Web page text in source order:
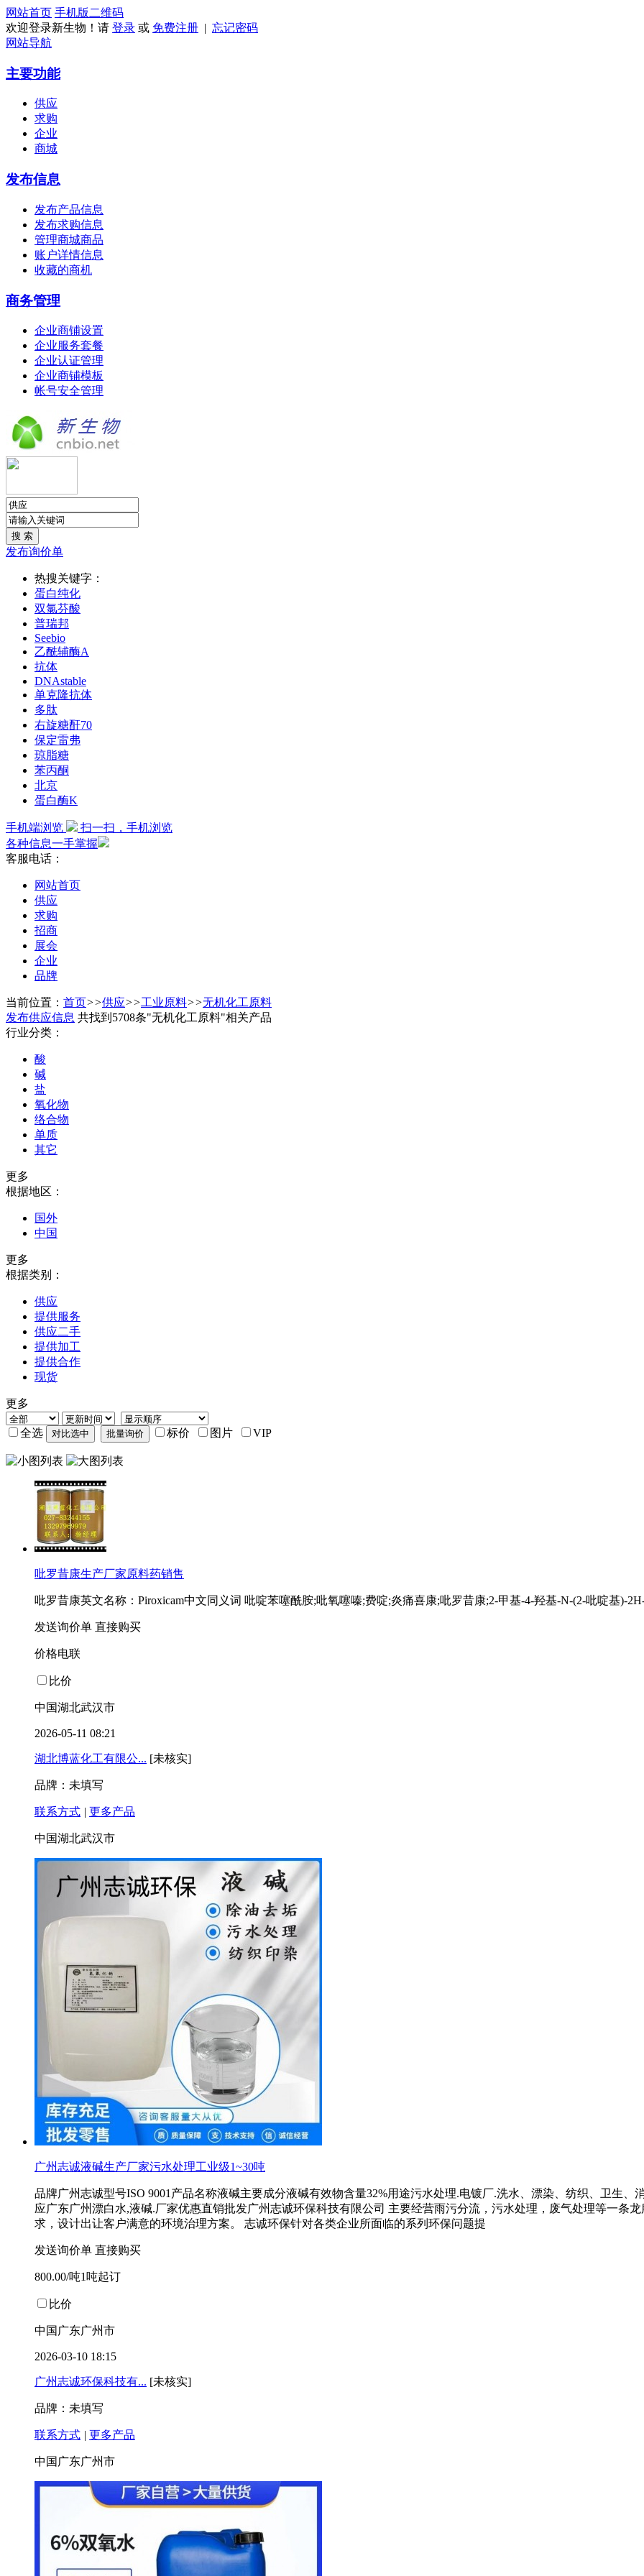
网站首页 手机版 二维码
欢迎登录新生物！请 登录 或 免费注册 | 忘记密码
网站导航
主要功能
供应
求购
企业
商城
发布信息
发布产品信息
发布求购信息
管理商城商品
账户详情信息
收藏的商机
商务管理
企业商铺设置
企业服务套餐
企业认证管理
企业商铺模板
帐号安全管理
发布询价单
热搜关键字：
蛋白纯化
双氯芬酸
普瑞邦
Seebio
乙酰辅酶A
抗体
DNAstable
单克隆抗体
多肽
右旋糖酐70
保定雷弗
琼脂糖
苯丙酮
北京
蛋白酶K
手机端浏览
扫一扫，手机浏览
各种信息一手掌握
客服电话：
网站首页
供应
求购
招商
展会
企业
品牌
当前位置： 首页>>供应>>工业原料>>无机化工原料
发布供应信息 共找到5708条"无机化工原料"相关产品
行业分类：
酸
碱
盐
氧化物
络合物
单质
其它
更多
根据地区：
国外
中国
更多
根据类别：
供应
提供服务
供应二手
提供加工
提供合作
现货
更多
全选 标价 图片 VIP
吡罗昔康生产厂家原料药销售
吡罗昔康英文名称：Piroxicam中文同义词 吡啶苯噻酰胺;吡氧噻嗪;费啶;炎痛喜康;吡罗昔康;2-甲基-4-羟基-N-(2-吡啶基)-
发送询价单 直接购买
价格电联
比价
中国湖北武汉市
2026-05-11 08:21
湖北博蓝化工有限公... [未核实]
品牌：未填写
联系方式 | 更多产品
中国湖北武汉市
广州志诚液碱生产厂家污水处理工业级1~30吨
品牌广州志诚型号ISO 9001产品名称液碱主要成分液碱有效物含量32%用途污水处理.电镀厂.洗水、漂染、纺织、卫生
应广东广州漂白水,液碱.厂家优惠直销批发广州志诚环保科技有限公司 主要经营雨污分流，污水处理，废气处理等一条
求，设计出让客户满意的环境治理方案。 志诚环保针对各类企业所面临的系列环保问题提
发送询价单 直接购买
800.00/吨1吨起订
比价
中国广东广州市
2026-03-10 18:15
广州志诚环保科技有... [未核实]
品牌：未填写
联系方式 | 更多产品
中国广东广州市